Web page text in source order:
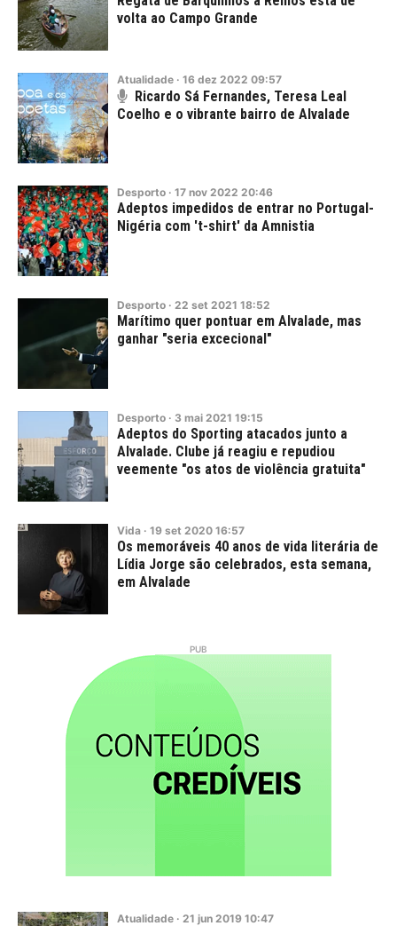
volta ao Campo Grande
Atualidade · 16 dez 2022 09:57
Ricardo Sá Fernandes, Teresa Leal
Coelho e o vibrante bairro de Alvalade
Desporto · 17 nov 2022 20:46
Adeptos impedidos de entrar no Portugal-
Nigéria com 't-shirt' da Amnistia
Desporto · 22 set 2021 18:52
Marítimo quer pontuar em Alvalade, mas
ganhar "seria excecional"
Desporto · 3 mai 2021 19:15
Adeptos do Sporting atacados junto a
Alvalade. Clube já reagiu e repudiou
veemente "os atos de violência gratuita"
Vida · 19 set 2020 16:57
Os memoráveis 40 anos de vida literária de
Lídia Jorge são celebrados, esta semana,
em Alvalade
Atualidade · 21 jun 2019 10:47